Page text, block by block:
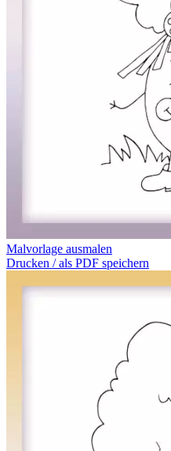
Malvorlage ausmalen
Drucken / als PDF speichern